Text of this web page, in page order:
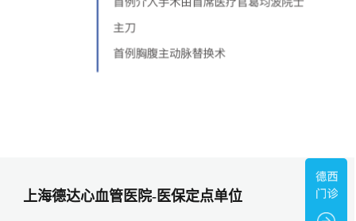
上海德达心血管医院-医保定点单位